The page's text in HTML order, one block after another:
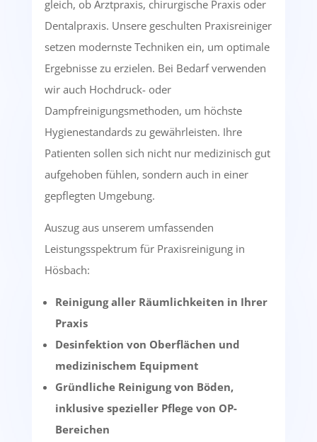
gleich, ob Arztpraxis, chirurgische Praxis oder
Dentalpraxis. Unsere geschulten Praxisreiniger
setzen modernste Techniken ein, um optimale
Ergebnisse zu erzielen. Bei Bedarf verwenden
wir auch Hochdruck- oder
Dampfreinigungsmethoden, um höchste
Hygienestandards zu gewährleisten. Ihre
Patienten sollen sich nicht nur medizinisch gut
aufgehoben fühlen, sondern auch in einer
gepflegten Umgebung.
Auszug aus unserem umfassenden
Leistungsspektrum für Praxisreinigung in
Hösbach:
Reinigung aller Räumlichkeiten in Ihrer
Praxis
Desinfektion von Oberflächen und
medizinischem Equipment
Gründliche Reinigung von Böden,
inklusive spezieller Pflege von OP-
Bereichen